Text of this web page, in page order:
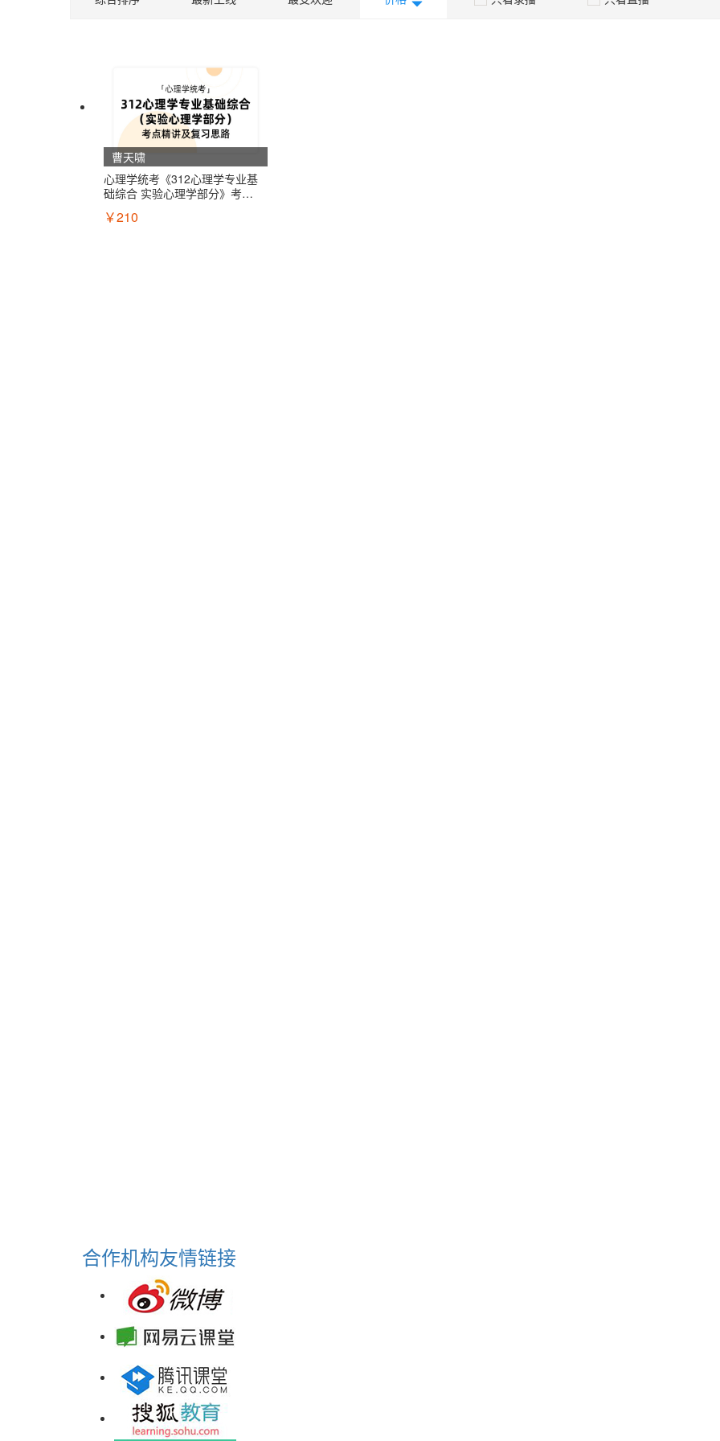
历史学基础
农学化学
农学数学
植物生理学与生物化学
心理学导论
心理学统考
曹天啸
心理学统考《312心理学专业基
础综合 实验心理学部分》考点
￥210
合作机构友情链接